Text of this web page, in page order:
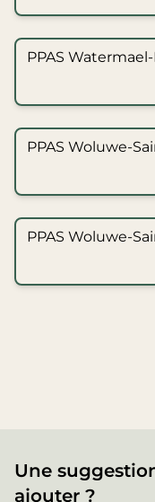
PPAS
PPAS Woluwe-
PPAS Woluwe-
Une
ajouter ?